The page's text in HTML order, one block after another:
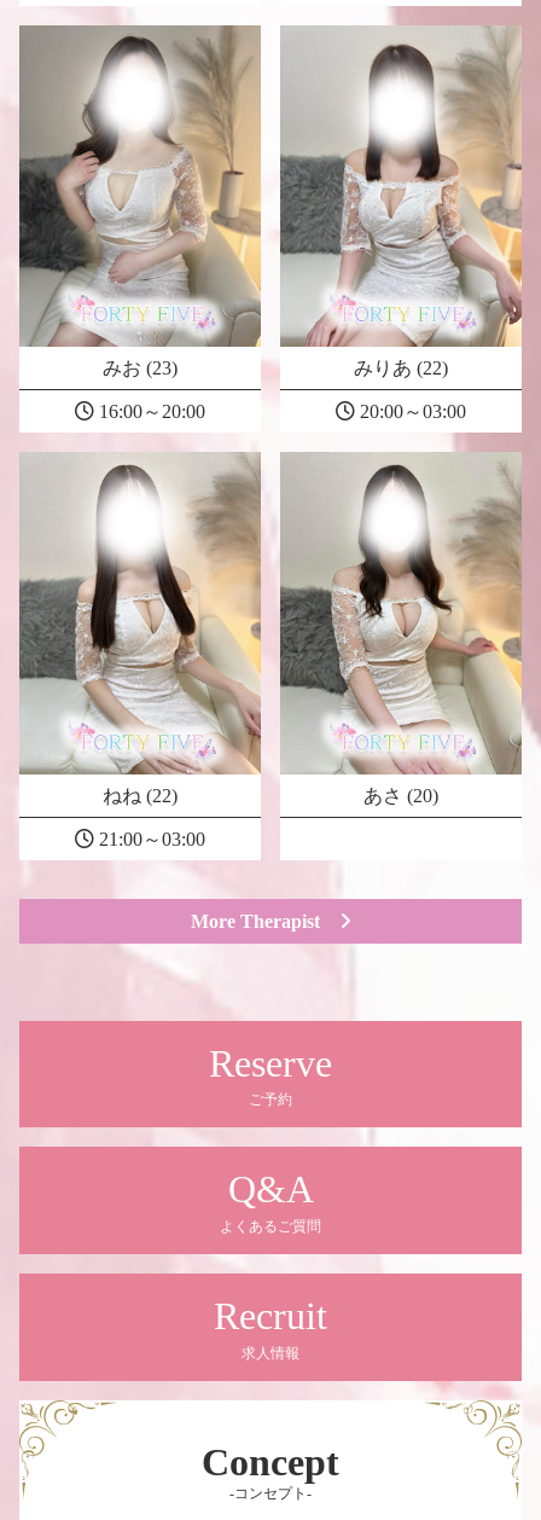
みお (23)
16:00～20:00
みりあ (22)
20:00～03:00
ねね (22)
21:00～03:00
あさ (20)
More Therapist
Reserve
ご予約
Q&A
よくあるご質問
Recruit
求人情報
Concept
-コンセプト-